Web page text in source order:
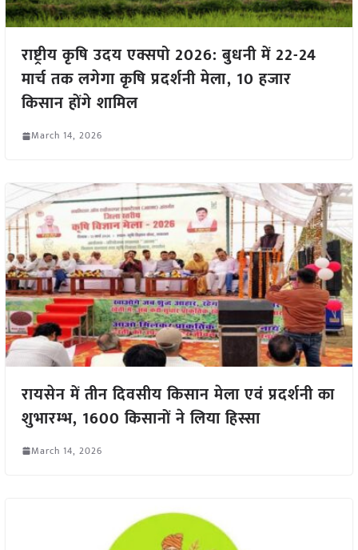
राष्ट्रीय कृषि उदय एक्सपो 2026: बुधनी में 22-24
मार्च तक लगेगा कृषि प्रदर्शनी मेला, 10 हजार
किसान होंगे शामिल
March 14, 2026
रायसेन में तीन दिवसीय किसान मेला एवं प्रदर्शनी का
शुभारम्भ, 1600 किसानों ने लिया हिस्सा
March 14, 2026